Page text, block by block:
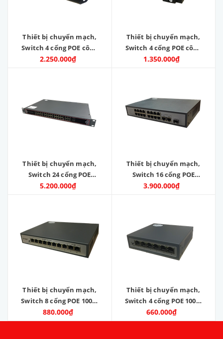
Thiết bị chuyển mạch,
Switch 4 cổng POE công
suất 60W, 2 cổng lan
2.250.000₫
Thiết bị chuyển mạch,
Switch 4 cổng POE công
suất 60W, 1 cổng quang1.350.000₫
Thiết bị chuyển mạch,
Switch 24 cổng POE
100M 2 cổng Lan 1000M ,
5.200.000₫
Thiết bị chuyển mạch,
Switch 16 cổng POE
100M 2 cổng Lan 1000M ,
3.900.000₫
Thiết bị chuyển mạch,
Switch 8 cổng POE 100M
công suất 90W, 2 cổng
lan 100M. Model: ZC-
880.000₫
Thiết bị chuyển mạch,
Switch 4 cổng POE 100M
công suất 60W, 2 cổng
lan 100M. Model: ZC-
660.000₫